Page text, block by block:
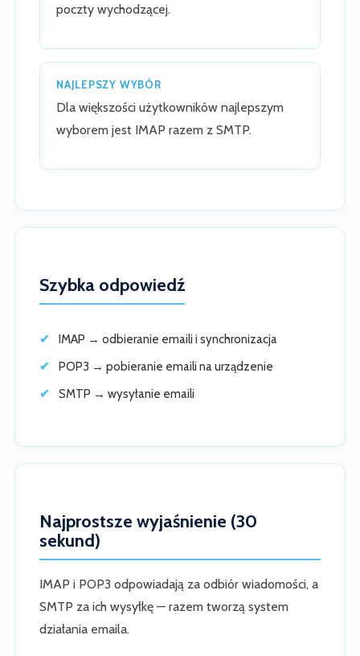
poczty wychodzącej.
NAJLEPSZY WYBÓR
Dla większości użytkowników najlepszym
wyborem jest IMAP razem z SMTP.
Szybka odpowiedź
IMAP → odbieranie emaili i synchronizacja
POP3 → pobieranie emaili na urządzenie
SMTP → wysyłanie emaili
Najprostsze wyjaśnienie (30
sekund)
IMAP i POP3 odpowiadają za odbiór wiadomości, a
SMTP za ich wysyłkę — razem tworzą system
działania emaila.